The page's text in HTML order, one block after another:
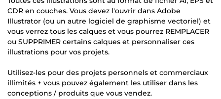
CDR en couches. Vous devez l'ouvrir dans Adobe
Illustrator (ou un autre logiciel de graphisme vectoriel) et
vous verrez tous les calques et vous pourrez REMPLACER
ou SUPPRIMER certains calques et personnaliser ces
illustrations pour vos projets.
Utilisez-les pour des projets personnels et commerciaux
illimités + vous pouvez également les utiliser dans les
conceptions / produits que vous vendez.